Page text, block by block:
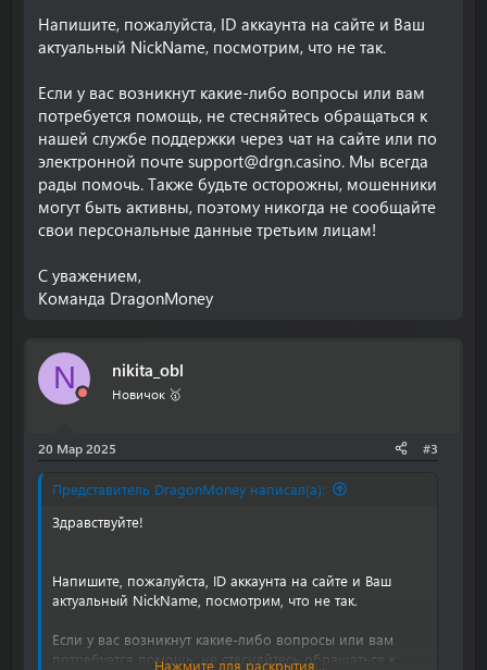
Напишите, пожалуйста, ID аккаунта на сайте и Ваш
актуальный NickName, посмотрим, что не так.
Если у вас возникнут какие-либо вопросы или вам
потребуется помощь, не стесняйтесь обращаться к
нашей службе поддержки через чат на сайте или по
электронной почте support@drgn.casino. Мы всегда
рады помочь. Также будьте осторожны, мошенники
могут быть активны, поэтому никогда не сообщайте
свои персональные данные третьим лицам!
С уважением,
Команда DragonMoney
N nikita_obl
Новичок 🥇
20 Мар 2025 #3
Представитель DragonMoney написал(а):
Здравствуйте!
Напишите, пожалуйста, ID аккаунта на сайте и Ваш
актуальный NickName, посмотрим, что не так.
Если у вас возникнут какие-либо вопросы или вам
потребуется помощь, не стесняйтесь обращаться к
Нажмите для раскрытия...